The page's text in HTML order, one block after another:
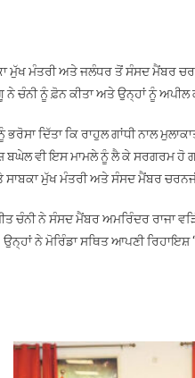
ਤੋਂ
ਬਾਅਦ
ਹਾਈਕਮਾਡ
ਹਰਕਤ
ਮੁੱਖ ਮੰਤਰੀ ਅਤੇ ਜਲੰਧਰ ਤੋਂ ਸੰਸਦ ਮੈਂਬਰ
ਨੂੰ ਫ਼ੋਨ ਕੀਤਾ ਅਤੇ ਉਨ੍ਹਾਂ ਨੂੰ ਅਪੀਲ
ਦਿੱਤਾ ਕਿ ਰਾਹੁਲ ਗਾਂਧੀ ਨਾਲ
ਵੀ ਇਸ ਮਾਮਲੇ ਨੂੰ ਲੈ ਕੇ ਸਰਗਰਮ ਹੋ
ਮੁੱਖ ਮੰਤਰੀ ਅਤੇ ਸੰਸਦ ਮੈਂਬਰ
ਚੰਨੀ ਨੇ ਸੰਸਦ ਮੈਂਬਰ ਅਮਰਿੰਦਰ ਰਾਜਾ
ਉਨ੍ਹਾਂ ਨੇ ਮੋਰਿੰਡਾ ਸਥਿਤ ਆਪਣੀ